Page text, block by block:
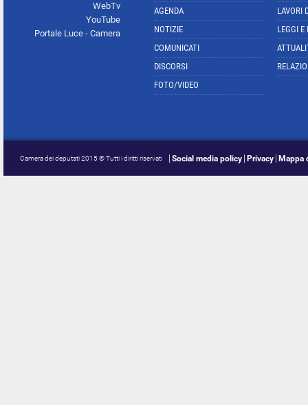
WebTv
YouTube
Portale Luce - Camera
AGENDA
NOTIZIE
COMUNICATI
DISCORSI
FOTO/VIDEO
LAVORI
LEGGI E
Camera dei deputati 2015 © Tutti i diritti riservati Social media policy Privacy Mappa